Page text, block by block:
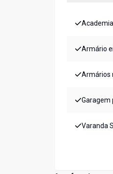
Academia
Armário
Armários
Garagem
Varanda